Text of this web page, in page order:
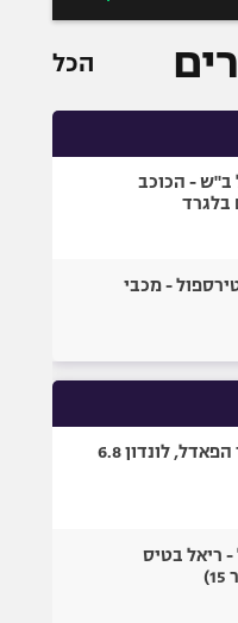
הכל
ב"ש - הכוכב
בלגרד
- מכבי
לונדון 6.8
- ריאל בטיס